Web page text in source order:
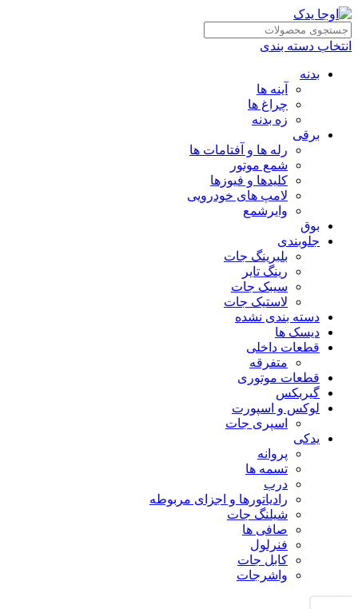
انتخاب دسته بندی
بدنه
آینه ها
چراغ ها
زه بدنه
برقی
رله ها و آفتامات ها
شمع موتور
کلیدها و فیوزها
لامپ های خودرویی
وایرشمع
بوق
جلوبندی
بلبرینگ جات
رینگ تایر
سیبک جات
لاستیک جات
دسته بندی نشده
دیسک ها
قطعات داخلی
متفرقه
قطعات موتوری
گیربکس
لوکس و اسپورت
اسپری جات
یدکی
پروانه
تسمه ها
درب
رادیاتورها و اجزای مربوطه
شیلنگ جات
صافی ها
فنرلول
کابل جات
واشرجات